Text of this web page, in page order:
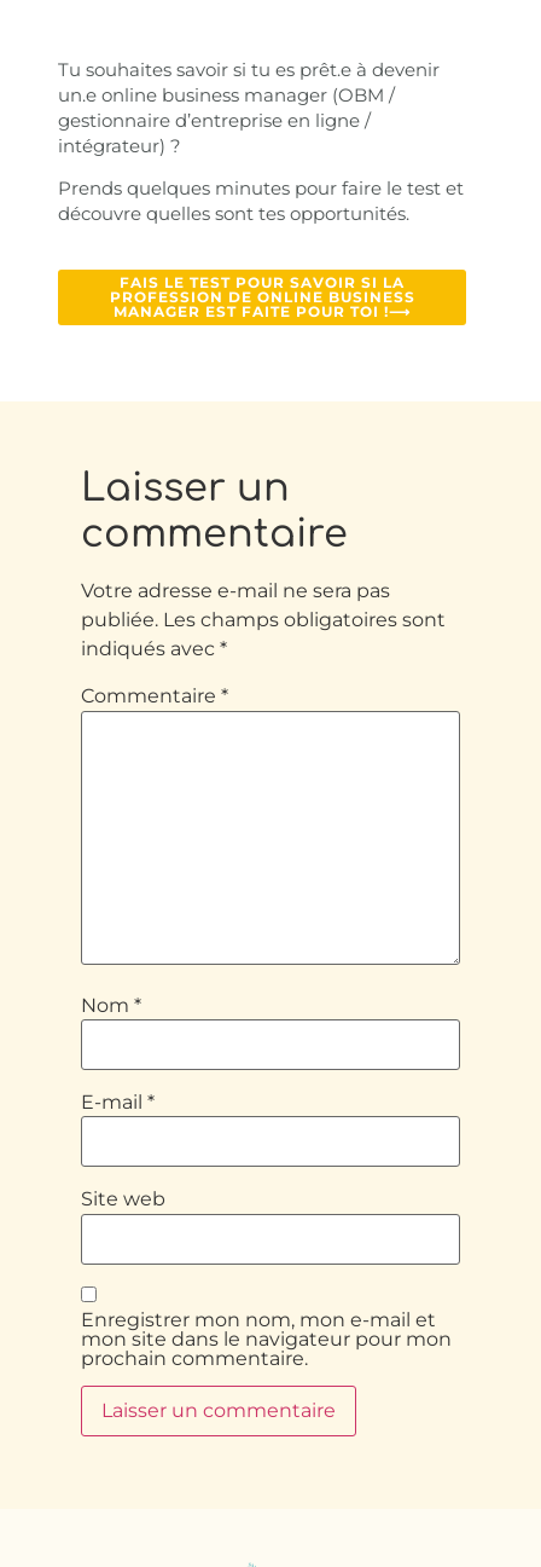
Tu souhaites savoir si tu es prêt.e à devenir
un.e online business manager (OBM /
gestionnaire d’entreprise en ligne /
intégrateur) ?
Prends quelques minutes pour faire le test et
découvre quelles sont tes opportunités.
FAIS LE TEST POUR SAVOIR SI LA
PROFESSION DE ONLINE BUSINESS
MANAGER EST FAITE POUR TOI !⟶
Laisser un
commentaire
Votre adresse e-mail ne sera pas
publiée. Les champs obligatoires sont
indiqués avec*
Commentaire*
Nom*
E-mail*
Site web
Enregistrer mon nom, mon e-mail et
mon site dans le navigateur pour mon
prochain commentaire.